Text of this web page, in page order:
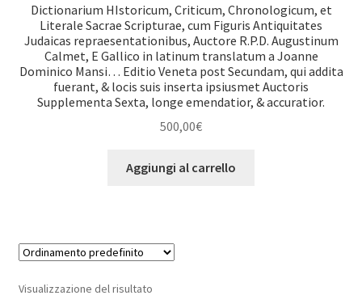
Dictionarium HIstoricum, Criticum, Chronologicum, et
Literale Sacrae Scripturae, cum Figuris Antiquitates
Judaicas repraesentationibus, Auctore R.P.D. Augustinum
Calmet, E Gallico in latinum translatum a Joanne
Dominico Mansi… Editio Veneta post Secundam, qui addita
fuerant, & locis suis inserta ipsiusmet Auctoris
Supplementa Sexta, longe emendatior, & accuratior.
500,00€
Aggiungi al carrello
Visualizzazione del risultato